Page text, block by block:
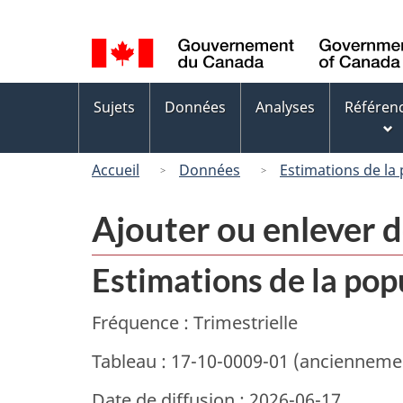
de
la
langue
Menus
des
sujets
Sujets Données Analyses
Accueil Données Estimations de
Ajouter ou enlever
Estimations de la
Fréquence : Trimestrielle
Tableau : 17-10-0009-01